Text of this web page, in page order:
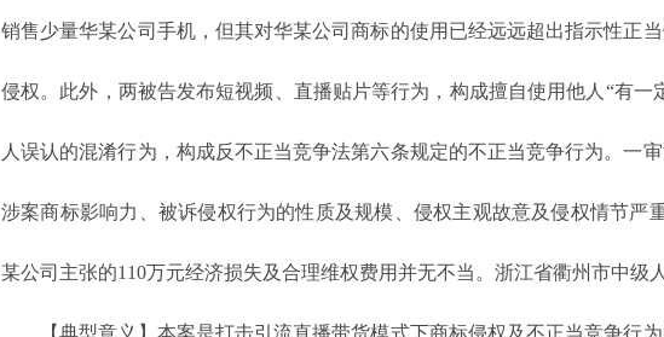
销售少量华某公司手机，但其对华某公司商标的使用已经远远超出指示性正
侵权。此外，两被告发布短视频、直播贴片等行为，构成擅自使用他人“有一
人误认的混淆行为，构成反不正当竞争法第六条规定的不正当竞争行为。一
涉案商标影响力、被诉侵权行为的性质及规模、侵权主观故意及侵权情节严
某公司主张的110万元经济损失及合理维权费用并无不当。浙江省衢州市中级
【典型意义】本案是打击引流直播带货模式下商标侵权及不正当竞争行